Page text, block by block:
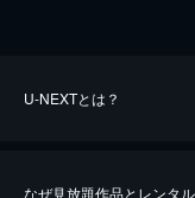
U-NEXTとは？
なぜ見放題作品とレンタ